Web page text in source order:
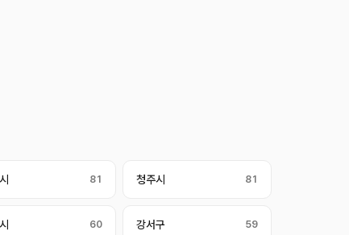
81 청주시 81
60 강서구 59